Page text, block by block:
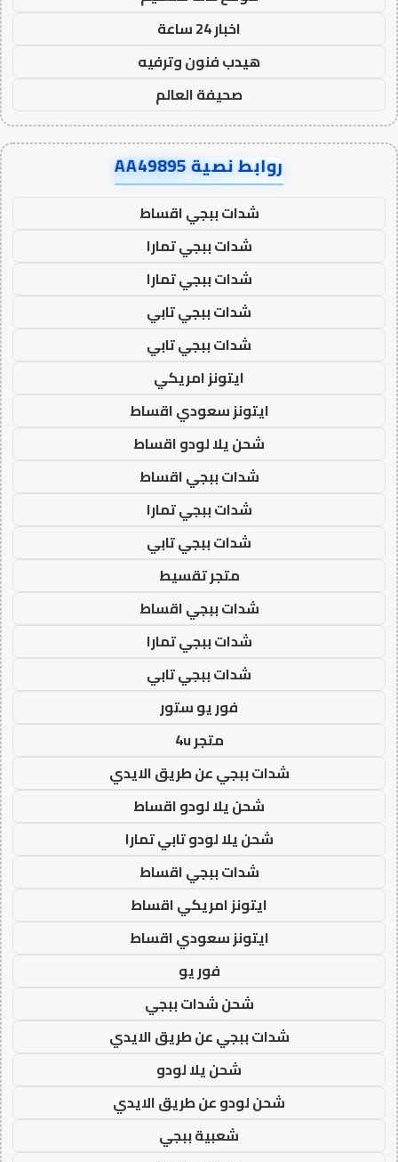
اخبار 24 ساعة
هيدب فنون وترفيه
صحيفة العالم
روابط نصية AA49895
شدات ببجي اقساط
شدات ببجي تمارا
شدات ببجي تمارا
شدات ببجي تابي
شدات ببجي تابي
ايتونز امريكي
ايتونز سعودي اقساط
شحن يلا لودو اقساط
شدات ببجي اقساط
شدات ببجي تمارا
شدات ببجي تابي
متجر تقسيط
شدات ببجي اقساط
شدات ببجي تمارا
شدات ببجي تابي
فور يو ستور
متجر 4u
شدات ببجي عن طريق الايدي
شحن يلا لودو اقساط
شحن يلا لودو تابي تمارا
شدات ببجي اقساط
ايتونز امريكي اقساط
ايتونز سعودي اقساط
فور يو
شحن شدات ببجي
شدات ببجي عن طريق الايدي
شحن يلا لودو
شحن لودو عن طريق الايدي
شعبية ببجي